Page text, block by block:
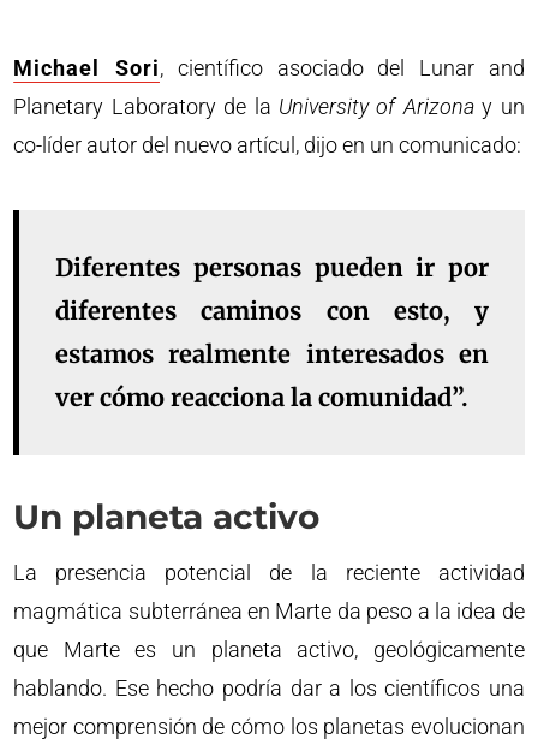
Michael Sori, científico asociado del Lunar and
Planetary Laboratory de la University of Arizonay un
co-líder autor del nuevo artícul, dijo en un comunicado:
Diferentes personas pueden ir por
diferentes caminos con esto, y
estamos realmente interesados ​​en
ver cómo reacciona la comunidad”.
Un planeta activo
La presencia potencial de la reciente actividad
magmática subterránea en Marte da peso a la idea de
que Marte es un planeta activo, geológicamente
hablando. Ese hecho podría dar a los científicos una
mejor comprensión de cómo los planetas evolucionan